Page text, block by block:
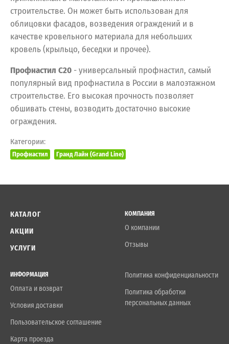
строительстве. Он может быть использован для
облицовки фасадов, возведения ограждений и в
качестве кровельного материала для небольших
кровель (крыльцо, беседки и прочее).
Профнастил С20 - универсальный профнастил, самый
популярный вид профнастила в России в малоэтажном
строительстве. Его высокая прочность позволяет
обшивать стены, возводить достаточно высокие
ограждения.
Категории:
Профнастил Гранд Лайн (Grand Line)
КАТАЛОГ
АКЦИИ
УСЛУГИ
КОМПАНИЯ
О компании
Отзывы
ИНФОРМАЦИЯ
Оплата и возврат
Условия доставки
Пользовательское соглашение
Карта проезда
Политика конфиденциальности
Политика обработки
персональных данных